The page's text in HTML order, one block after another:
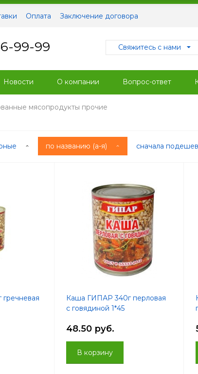
Оплата Заключение договора
99-99 Свяжитесь с нами
Новости О компании Вопрос-ответ
мясопродукты прочие
по названию (а-я) сначала
Каша ГИПАР 340г перловая
с говядиной 1*45
48.50 руб.
В корзину